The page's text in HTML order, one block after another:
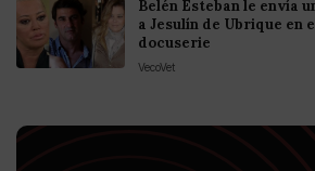
Belén Esteban le envía
a Jesulín de Ubrique en
docuserie
VecoVet